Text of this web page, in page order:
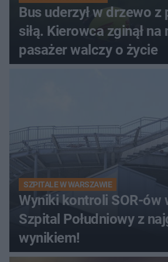
Bus uderzył w drzewo z
siłą. Kierowca zginął na
pasażer walczy o życie
SZPITALE W WARSZAWIE
Wyniki kontroli SOR-ów
Szpital Południowy z
wynikiem!